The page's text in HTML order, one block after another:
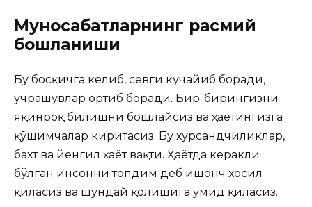
Муносабатларнинг расмий
бошланиши
Бу босқичга келиб, севги кучайиб боради,
учрашувлар ортиб боради. Бир-бирингизни
яқинроқ билишни бошлайсиз ва ҳаётингизга
қўшимчалар киритасиз. Бу хурсандчиликлар,
бахт ва йенгил ҳаёт вақти. Ҳаётда керакли
бўлган инсонни топдим деб ишонч хосил
қиласиз ва шундай қолишига умид қиласиз.